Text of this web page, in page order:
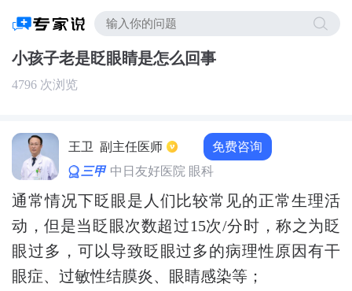
小孩子老是眨眼睛是怎么回事
4796 次浏览
王卫 副主任医师 免费咨询
三甲 中日友好医院 眼科
通常情况下眨眼是人们比较常见的正常生理活
动，但是当眨眼次数超过15次/分时，称之为眨
眼过多，可以导致眨眼过多的病理性原因有干
眼症、过敏性结膜炎、眼睛感染等；